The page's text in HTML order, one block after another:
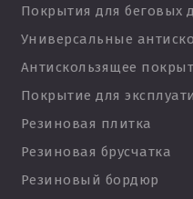
Покрытия для беговых
Универсальные
Антискользящее
Покрытие для
Резиновая плитка
Резиновая брусчатка
Резиновый бордюр